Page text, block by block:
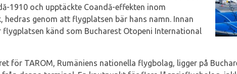
1910 och upptäckte Coandă-effekten inom
hedras genom att flygplatsen bär hans namn. Innan
flygplatsen känd som Bucharest Otopeni International
för TAROM, Rumäniens nationella flygbolag, ligger på